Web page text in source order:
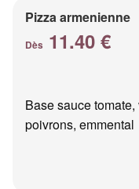
Pizza armenienne
Dès 11.40 €
Base sauce
poivrons, emmental